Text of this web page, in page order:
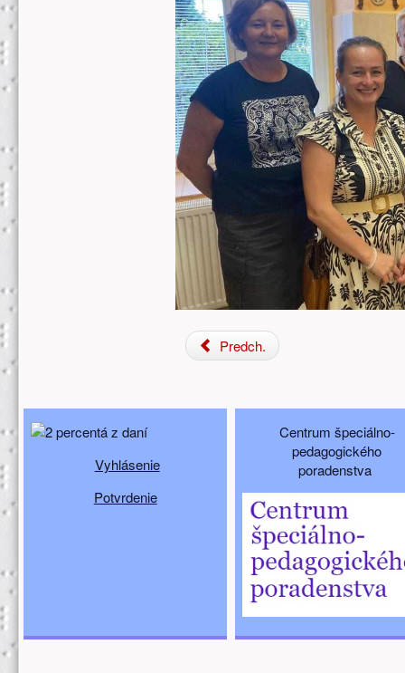
Predch.
Doplňujúci obsah (spodný)
Vyhlásenie
Potvrdenie
Centrum špeciálno-
pedagogického
poradenstva